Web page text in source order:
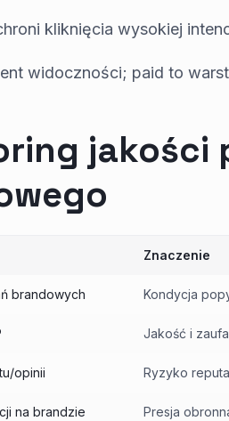
kliknięcia wysokiej
widoczności; paid to
jakości
Znaczenie
brandowych Kondycja
Jakość i
opinii Ryzyko
na brandzie Presja